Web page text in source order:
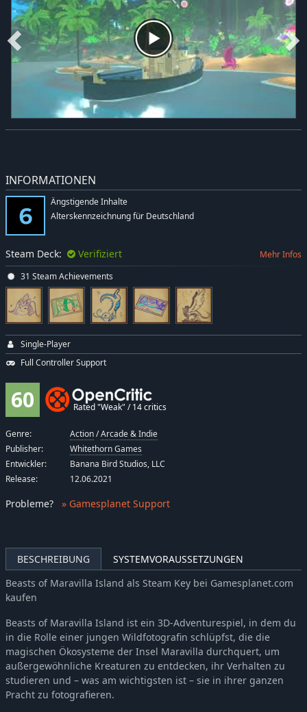
BESCHREIBUNG
SYSTEMVORAUSSETZUNGEN
Beasts of Maravilla Island als Steam Key bei Gamesplanet.com
kaufen
Beasts of Maravilla Island ist ein 3D-Adventurespiel, in dem du
in die Rolle einer jungen Wildfotografin schlüpfst, die die
magischen Ökosysteme der Insel Maravilla durchquert, um
außergewöhnliche Kreaturen zu entdecken, ihr Verhalten zu
studieren und – was am wichtigsten ist – sie in ihrer ganzen
Pracht zu fotografieren.
INFORMATIONEN
Ängstigende Inhalte
Alterskennzeichnung für Deutschland
Steam Deck: Verifiziert Mehr Infos
31 Steam Achievements
Single-Player
Full Controller Support
60 Rated "Weak" / 14 critics
Genre: Action/Arcade & Indie
Publisher:
Whitethorn Games
Entwickler:
Banana Bird Studios, LLC
Release:
12.06.2021
Probleme? » Gamesplanet Support